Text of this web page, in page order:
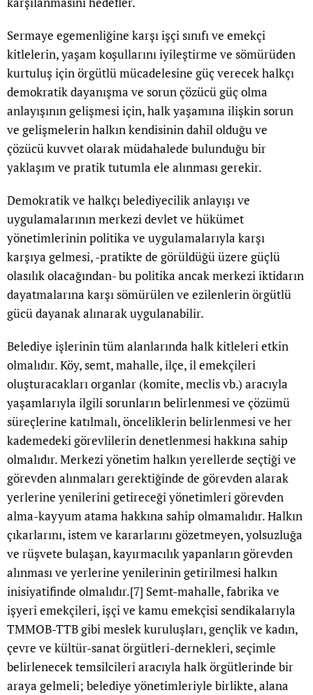
Sermaye egemenliğine karşı işçi sınıfı ve emekçi
kitlelerin, yaşam koşullarını iyileştirme ve sömürüden
kurtuluş için örgütlü mücadelesine güç verecek halkçı
demokratik dayanışma ve sorun çözücü güç olma
anlayışının gelişmesi için, halk yaşamına ilişkin sorun
ve gelişmelerin halkın kendisinin dahil olduğu ve
çözücü kuvvet olarak müdahalede bulunduğu bir
yaklaşım ve pratik tutumla ele alınması gerekir.
Demokratik ve halkçı belediyecilik anlayışı ve
uygulamalarının merkezi devlet ve hükümet
yönetimlerinin politika ve uygulamalarıyla karşı
karşıya gelmesi, -pratikte de görüldüğü üzere güçlü
olasılık olacağından- bu politika ancak merkezi iktidarın
dayatmalarına karşı sömürülen ve ezilenlerin örgütlü
gücü dayanak alınarak uygulanabilir.
Belediye işlerinin tüm alanlarında halk kitleleri etkin
olmalıdır. Köy, semt, mahalle, ilçe, il emekçileri
oluşturacakları organlar (komite, meclis vb.) aracıyla
yaşamlarıyla ilgili sorunların belirlenmesi ve çözümü
süreçlerine katılmalı, önceliklerin belirlenmesi ve her
kademedeki görevlilerin denetlenmesi hakkına sahip
olmalıdır. Merkezi yönetim halkın yerellerde seçtiği ve
görevden alınmaları gerektiğinde de görevden alarak
yerlerine yenilerini getireceği yönetimleri görevden
alma-kayyum atama hakkına sahip olmamalıdır. Halkın
çıkarlarını, istem ve kararlarını gözetmeyen, yolsuzluğa
ve rüşvete bulaşan, kayırmacılık yapanların görevden
alınması ve yerlerine yenilerinin getirilmesi halkın
inisiyatifinde olmalıdır.[7] Semt-mahalle, fabrika ve
işyeri emekçileri, işçi ve kamu emekçisi sendikalarıyla
TMMOB-TTB gibi meslek kuruluşları, gençlik ve kadın,
çevre ve kültür-sanat örgütleri-dernekleri, seçimle
belirlenecek temsilcileri aracıyla halk örgütlerinde bir
araya gelmeli; belediye yönetimleriyle birlikte, alana